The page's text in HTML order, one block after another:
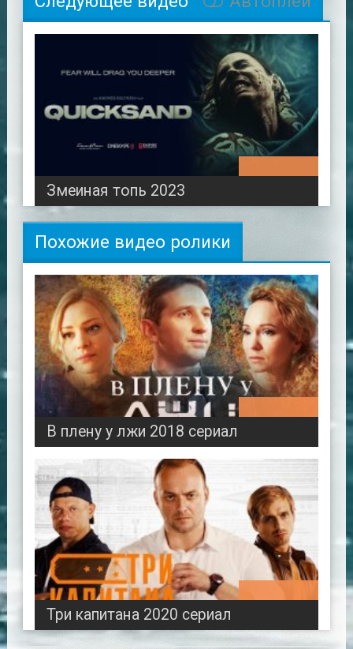
Змеиная топь 2023
Похожие видео ролики
В плену у лжи 2018 сериал
Три капитана 2020 сериал